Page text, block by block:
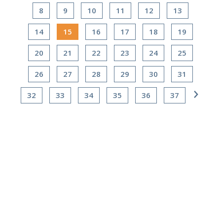
8 9 10 11 12 13
14 15 16 17 18 19
20 21 22 23 24 25
26 27 28 29 30 31
32 33 34 35 36 37